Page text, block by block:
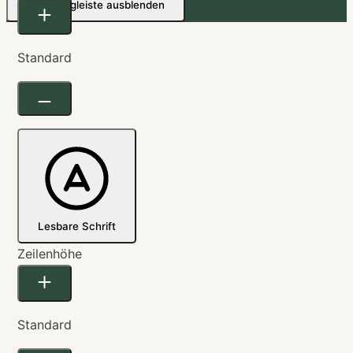
Werkzeugleiste ausblenden
Standard
Lesbare Schrift
Zeilenhöhe
Standard